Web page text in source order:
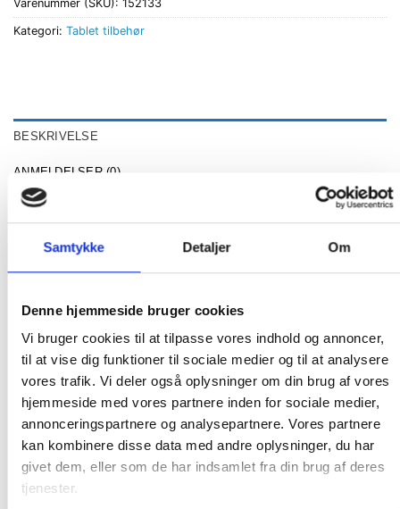
Samtykke Detaljer Om
Denne hjemmeside bruger cookies
Vi bruger cookies til at tilpasse vores indhold og annoncer,
til at vise dig funktioner til sociale medier og til at analysere
vores trafik. Vi deler også oplysninger om din brug af vores
hjemmeside med vores partnere inden for sociale medier,
annonceringspartnere og analysepartnere. Vores partnere
kan kombinere disse data med andre oplysninger, du har
givet dem, eller som de har indsamlet fra din brug af deres
tjenester.
Varenummer (SKU): 152133
Kategori: Tablet tilbehør
BESKRIVELSE
ANMELDELSER (0)
– Integreret Apple Penholder & Antimikrobiel Belægning
Stativstander inkluderet til håndfri i liggende
Overdækkede porte og knapper for at beskytte din
enhed mod elementer
Integreret Apple Pencil holder
Skridsikker struktur for forbedret greb
Antimikrobiel belægning
Gør dig klar til alt med det imponerende alsidige
Survivor Endurance-cover – omhyggeligt designet til